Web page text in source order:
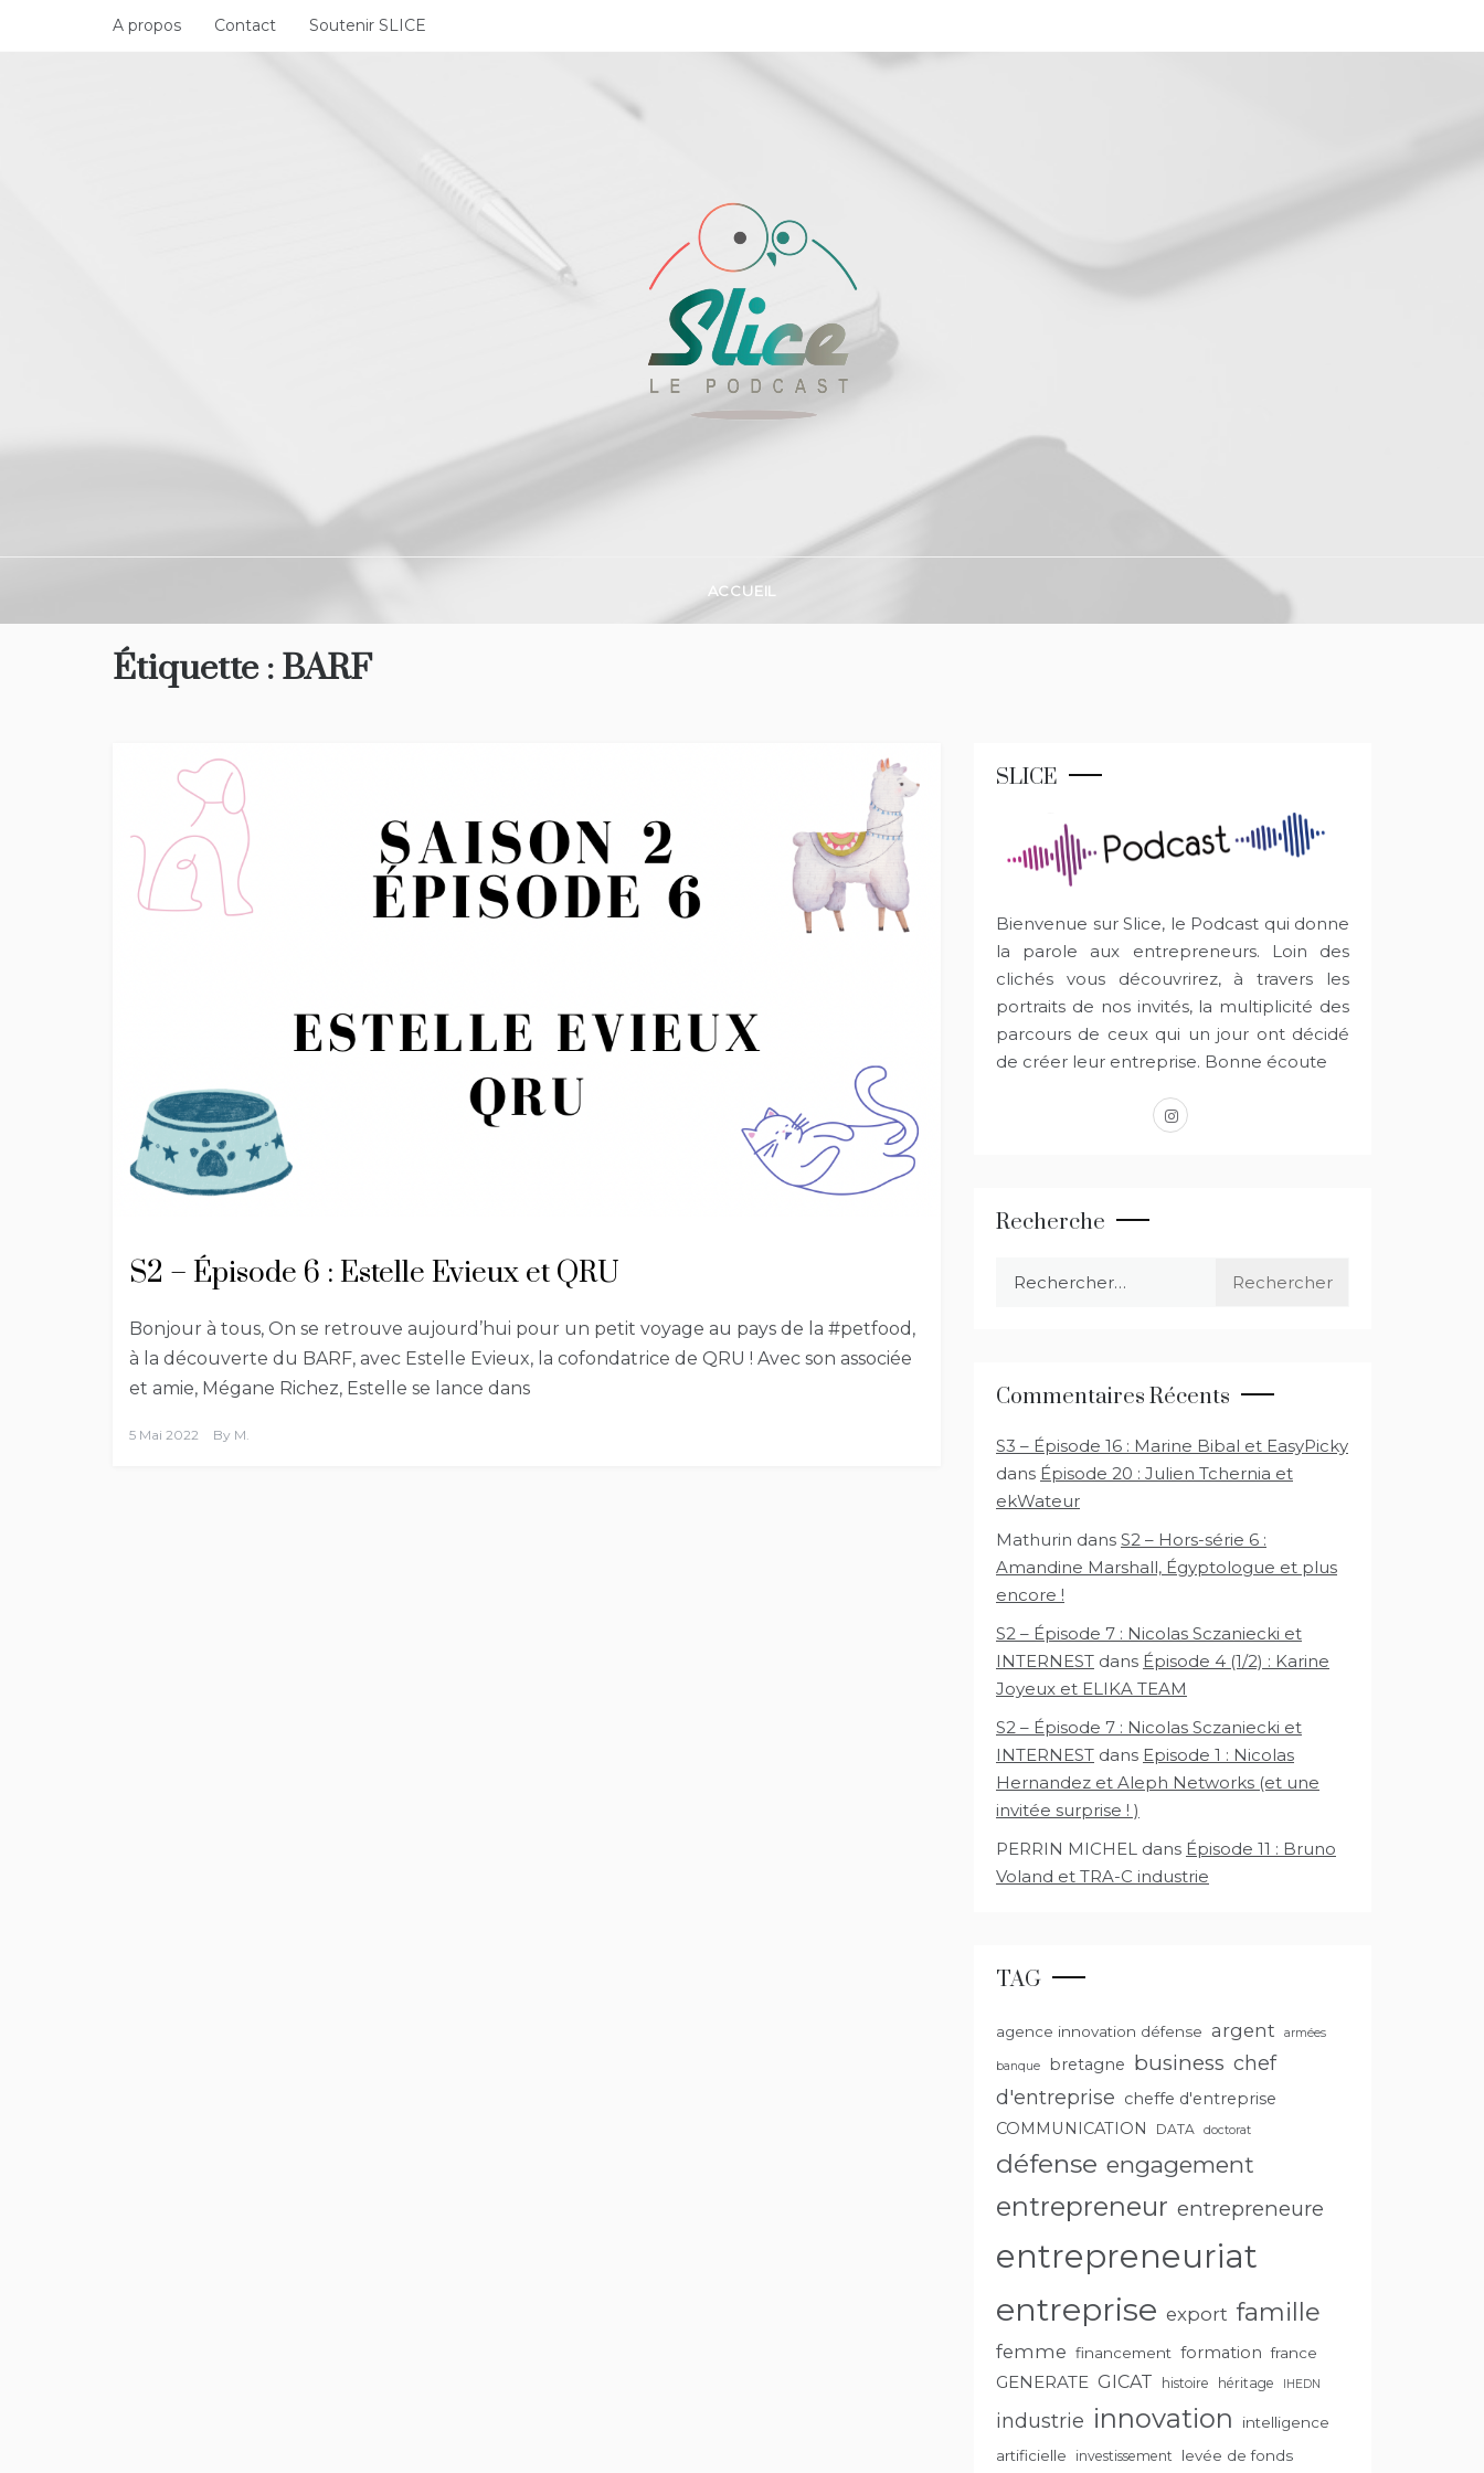
A propos Contact Soutenir SLICE
ACCUEIL
Étiquette : BARF
S2 – Épisode 6 : Estelle Evieux et QRU
Bonjour à tous, On se retrouve aujourd’hui pour un petit voyage au pays de la #petfood,
à la découverte du BARF, avec Estelle Evieux, la cofondatrice de QRU ! Avec son associée
et amie, Mégane Richez, Estelle se lance dans
5 Mai 2022 By M.
SLICE
Bienvenue sur Slice, le Podcast qui donne
la parole aux entrepreneurs. Loin des
clichés vous découvrirez, à travers les
portraits de nos invités, la multiplicité des
parcours de ceux qui un jour ont décidé
de créer leur entreprise. Bonne écoute
instagram
Recherche
Commentaires Récents
S3 – Épisode 16 : Marine Bibal et EasyPicky
dans Épisode 20 : Julien Tchernia et
ekWateur
Mathurin dans S2 – Hors-série 6 :
Amandine Marshall, Égyptologue et plus
encore !
S2 – Épisode 7 : Nicolas Sczaniecki et
INTERNEST dans Épisode 4 (1/2) : Karine
Joyeux et ELIKA TEAM
S2 – Épisode 7 : Nicolas Sczaniecki et
INTERNEST dans Episode 1 : Nicolas
Hernandez et Aleph Networks (et une
invitée surprise ! )
PERRIN MICHEL dans Épisode 11 : Bruno
Voland et TRA-C industrie
TAG
agence innovation défense argent armées
banque bretagne business chef
d'entreprise cheffe d'entreprise
COMMUNICATION
DATA doctorat
défense engagement
entrepreneur entrepreneure
entrepreneuriat
entreprise export famille
femme financement formation france
GENERATE GICAT histoire héritage IHEDN
industrie innovation
intelligence
artificielle
investissement levée de fonds